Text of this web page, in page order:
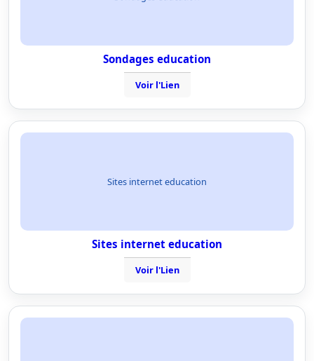
Sondages education
Voir l'Lien
Sites internet education
Sites internet education
Voir l'Lien